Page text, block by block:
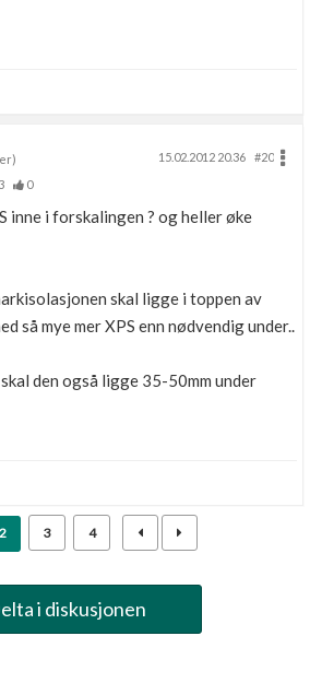
15.02.2012 20.36
#20
0
inne i forskalingen ? og heller øke
skal ligge i toppen av
så mye mer XPS enn nødvendig under..
den også ligge 35-50mm under
2 3 4
i diskusjonen